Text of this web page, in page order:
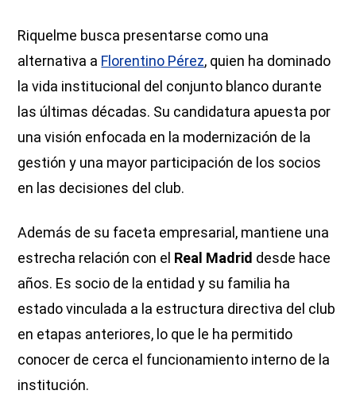
Riquelme busca presentarse como una
alternativa a Florentino Pérez, quien ha dominado
la vida institucional del conjunto blanco durante
las últimas décadas. Su candidatura apuesta por
una visión enfocada en la modernización de la
gestión y una mayor participación de los socios
en las decisiones del club.
Además de su faceta empresarial, mantiene una
estrecha relación con el Real Madrid desde hace
años. Es socio de la entidad y su familia ha
estado vinculada a la estructura directiva del club
en etapas anteriores, lo que le ha permitido
conocer de cerca el funcionamiento interno de la
institución.